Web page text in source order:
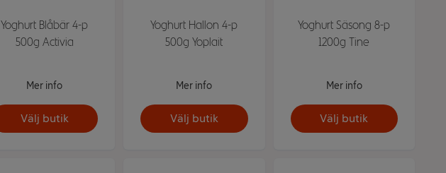
Yoghurt Blåbär 4-p
500g Activia
Mer info
Välj butik
Yoghurt Hallon 4-p
500g Yoplait
Mer info
Välj butik
Yoghurt Säsong 8-p
1200g Tine
Mer info
Välj butik